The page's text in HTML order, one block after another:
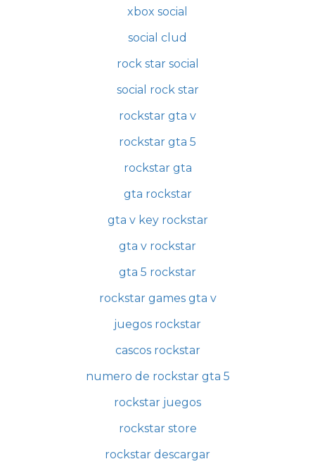
xbox social
social clud
rock star social
social rock star
rockstar gta v
rockstar gta 5
rockstar gta
gta rockstar
gta v key rockstar
gta v rockstar
gta 5 rockstar
rockstar games gta v
juegos rockstar
cascos rockstar
numero de rockstar gta 5
rockstar juegos
rockstar store
rockstar descargar